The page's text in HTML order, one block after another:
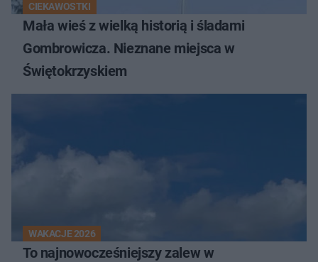
CIEKAWOSTKI
Mała wieś z wielką historią i śladami
Gombrowicza. Nieznane miejsca w
Świętokrzyskiem
WAKACJE 2026
To najnowocześniejszy zalew w